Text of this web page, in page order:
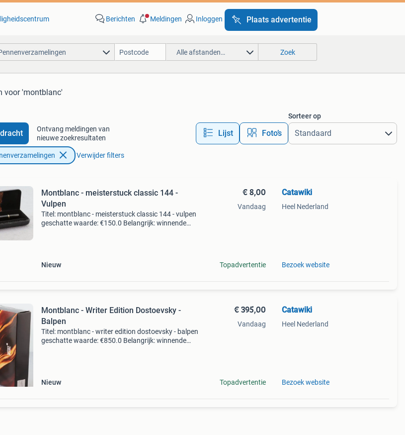
Berichten Meldingen Inloggen Plaats advertentie
Alle afstanden… Zoek
voor 'montblanc'
Ontvang meldingen van
nieuwe zoekresultaten
Lijst Foto’s
Sorteer op
Verwijder filters
Montblanc - meisterstuck classic 144 -
Vulpen
Titel: montblanc - meisterstuck classic 144 - vulpen
geschatte waarde: €150.0 Belangrijk: winnende
Nieuw
€ 8,00
Vandaag
Topadvertentie
Catawiki
Heel Nederland
Bezoek website
Montblanc - Writer Edition Dostoevsky -
Balpen
Titel: montblanc - writer edition dostoevsky - balpen
geschatte waarde: €850.0 Belangrijk: winnende
Nieuw
€ 395,00
Vandaag
Topadvertentie
Catawiki
Heel Nederland
Bezoek website